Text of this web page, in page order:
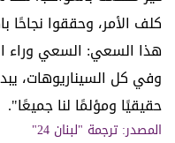
كلف الأمر، وحققوا نجاحًا
هذا السعي: السعي وراء
وفي كل السيناريوهات،
حقيقيًا ومؤلمًا لنا جميعًا".
المصدر: ترجمة "لبنان 24"